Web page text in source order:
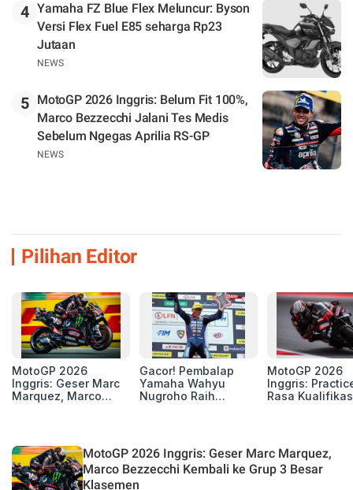
4 Yamaha FZ Blue Flex Meluncur: Byson
Versi Flex Fuel E85 seharga Rp23
Jutaan
NEWS
5
MotoGP 2026 Inggris: Belum Fit 100%,
Marco Bezzecchi Jalani Tes Medis
Sebelum Ngegas Aprilia RS-GP
NEWS
Pilihan Editor
MotoGP 2026
Inggris: Geser Marc
Marquez, Marco
Gacor! Pembalap
Yamaha Wahyu
Nugroho Raih
MotoGP 2026
Inggris:
Rasa
Silverstone!
MotoGP 2026 Inggris: Geser Marc Marquez,
Marco Bezzecchi Kembali ke Grup 3 Besar
Klasemen